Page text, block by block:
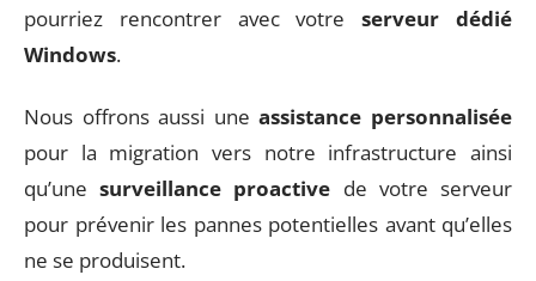
pourriez rencontrer avec votreserveur dédié
Windows.
Nous offrons aussi uneassistance personnalisée
pour la migration vers notre infrastructure ainsi
qu’unesurveillance proactive de votre serveur
pour prévenir les pannes potentielles avant qu’elles
ne se produisent.